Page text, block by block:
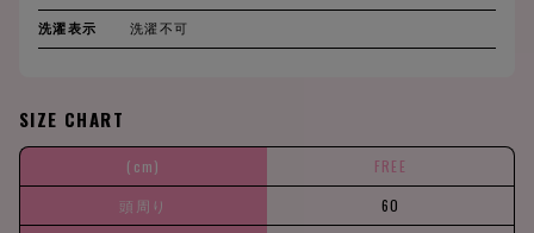
洗濯表示 洗濯不可
SIZE CHART
(cm)
FREE
頭周り
60